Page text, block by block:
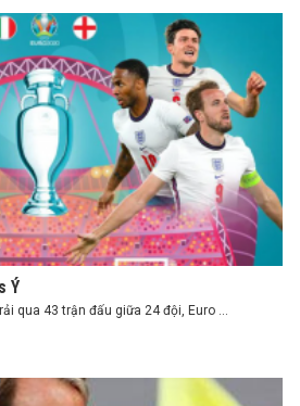
Ý
qua 43 trận đấu giữa 24 đội, Euro ...